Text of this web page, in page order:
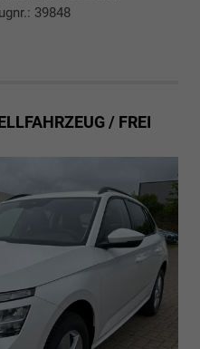
39848
drucken
/ FREI